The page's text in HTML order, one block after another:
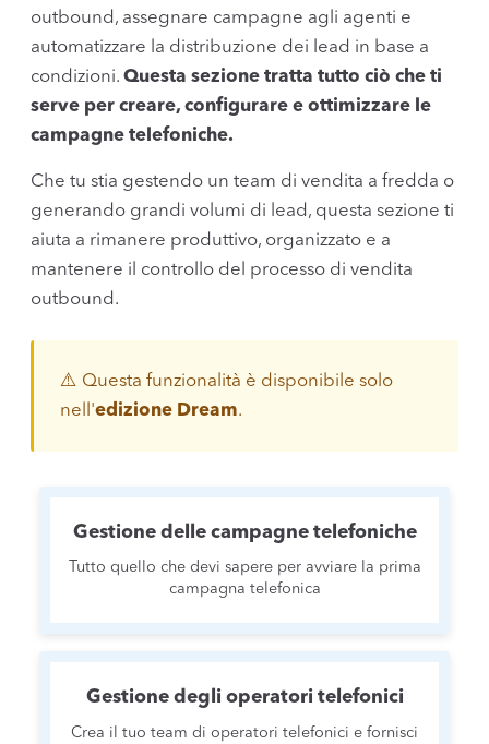
outbound, assegnare campagne agli agenti e
automatizzare la distribuzione dei lead in base a
condizioni. Questa sezione tratta tutto ciò che ti
serve per creare, configurare e ottimizzare le
campagne telefoniche.
Che tu stia gestendo un team di vendita a fredda o
generando grandi volumi di lead, questa sezione ti
aiuta a rimanere produttivo, organizzato e a
mantenere il controllo del processo di vendita
outbound.
⚠️ Questa funzionalità è disponibile solo
nell'edizione Dream.
Gestione delle campagne telefoniche
Tutto quello che devi sapere per avviare la prima
campagna telefonica
Gestione degli operatori telefonici
Crea il tuo team di operatori telefonici e fornisci